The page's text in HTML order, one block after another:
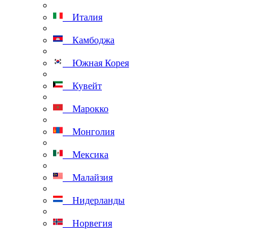
Италия
Камбоджа
Южная Корея
Кувейт
Марокко
Монголия
Мексика
Малайзия
Нидерланды
Норвегия